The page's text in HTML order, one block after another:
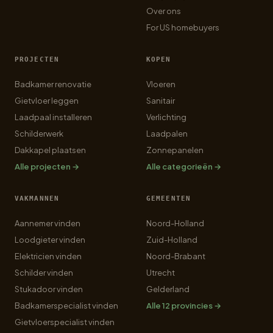
Over ons
For US homebuyers
PROJECTEN
Badkamer renovatie
Gietvloer leggen
Laadpaal installeren
Schilderwerk
Dakkapel plaatsen
Alle projecten →
KOPEN
Vloeren
Sanitair
Verlichting
Laadpalen
Zonnepanelen
Alle categorieën →
VAKMANNEN
Aannemer vinden
Loodgieter vinden
Elektricien vinden
Schilder vinden
Stukadoor vinden
Badkamerspecialist vinden
Gietvloerspecialist vinden
GEMEENTEN
Noord-Holland
Zuid-Holland
Noord-Brabant
Utrecht
Gelderland
Alle 12 provincies →